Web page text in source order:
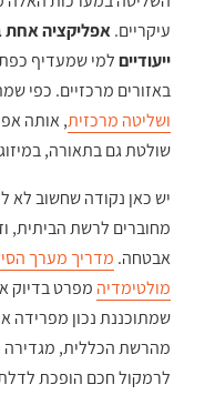
עיקריים.אפליקציה אחת
ייעודייםלמי שמעדיף
באזורים מרכזיים. כפי
ושליטה מרכזית, אותה
שולטת גם בתאורה,
יש כאן נקודה שחשוב לא
מחוברים לרשת הביתית,
אבטחה. מדריך מערך
מולטימדיה מפרט בדיוק
שמתוכננת נכון מפרידה
מהרשת הכללית, מגדירה
לרמקול חכם הופכת